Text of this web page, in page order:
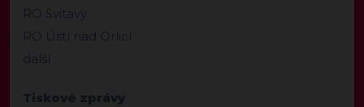
RO Svitavy
RO Ústí nad Orlicí
další
Tiskové zprávy